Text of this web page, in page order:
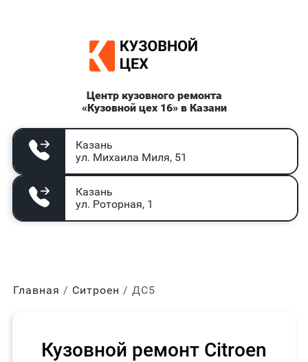
Центр кузовного ремонта
«Кузовной цех 16» в Казани
Казань
ул. Михаила Миля, 51
Казань
ул. Роторная, 1
Главная Ситроен ДС5
Кузовной ремонт Citroen